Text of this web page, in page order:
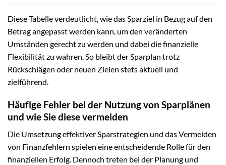
Diese Tabelle verdeutlicht, wie das Sparziel in Bezug auf den
Betrag angepasst werden kann, um den veränderten
Umständen gerecht zu werden und dabei die finanzielle
Flexibilität zu wahren. So bleibt der Sparplan trotz
Rückschlägen oder neuen Zielen stets aktuell und
zielführend.
Häufige Fehler bei der Nutzung von Sparplänen
und wie Sie diese vermeiden
Die Umsetzung effektiver Sparstrategien und das Vermeiden
von Finanzfehlern spielen eine entscheidende Rolle für den
finanziellen Erfolg. Dennoch treten bei der Planung und